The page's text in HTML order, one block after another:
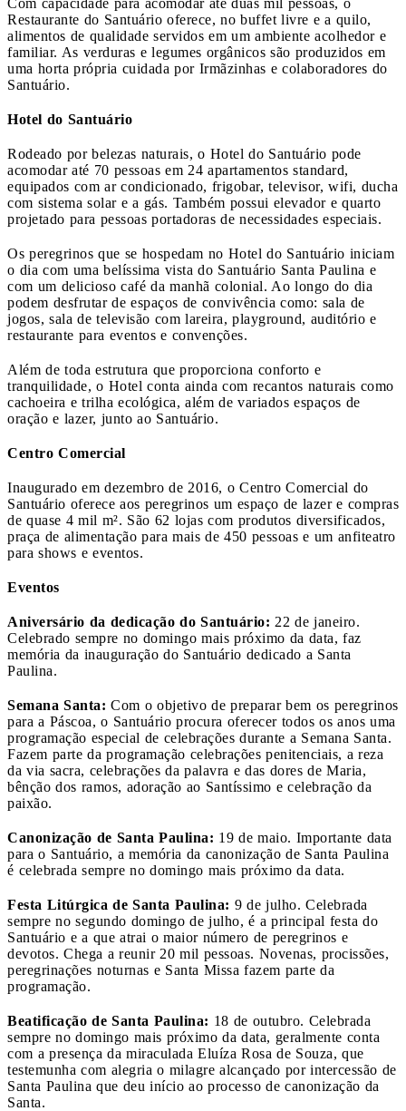
Restaurante do Santuário oferece, no buffet livre e a quilo,
alimentos de qualidade servidos em um ambiente acolhedor e
familiar. As verduras e legumes orgânicos são produzidos em
uma horta própria cuidada por Irmãzinhas e colaboradores do
Santuário.
Hotel do Santuário
Rodeado por belezas naturais, o Hotel do Santuário pode
acomodar até 70 pessoas em 24 apartamentos standard,
equipados com ar condicionado, frigobar, televisor, wifi, ducha
com sistema solar e a gás. Também possui elevador e quarto
projetado para pessoas portadoras de necessidades especiais.
Os peregrinos que se hospedam no Hotel do Santuário iniciam
o dia com uma belíssima vista do Santuário Santa Paulina e
com um delicioso café da manhã colonial. Ao longo do dia
podem desfrutar de espaços de convivência como: sala de
jogos, sala de televisão com lareira, playground, auditório e
restaurante para eventos e convenções.
Além de toda estrutura que proporciona conforto e
tranquilidade, o Hotel conta ainda com recantos naturais como
cachoeira e trilha ecológica, além de variados espaços de
oração e lazer, junto ao Santuário.
Centro Comercial
Inaugurado em dezembro de 2016, o Centro Comercial do
Santuário oferece aos peregrinos um espaço de lazer e compras
de quase 4 mil m². São 62 lojas com produtos diversificados,
praça de alimentação para mais de 450 pessoas e um anfiteatro
para shows e eventos.
Eventos
Aniversário da dedicação do Santuário: 22 de janeiro.
Celebrado sempre no domingo mais próximo da data, faz
memória da inauguração do Santuário dedicado a Santa
Paulina.
Semana Santa: Com o objetivo de preparar bem os peregrinos
para a Páscoa, o Santuário procura oferecer todos os anos uma
programação especial de celebrações durante a Semana Santa.
Fazem parte da programação celebrações penitenciais, a reza
da via sacra, celebrações da palavra e das dores de Maria,
bênção dos ramos, adoração ao Santíssimo e celebração da
paixão.
Canonização de Santa Paulina: 19 de maio. Importante data
para o Santuário, a memória da canonização de Santa Paulina
é celebrada sempre no domingo mais próximo da data.
Festa Litúrgica de Santa Paulina: 9 de julho. Celebrada
sempre no segundo domingo de julho, é a principal festa do
Santuário e a que atrai o maior número de peregrinos e
devotos. Chega a reunir 20 mil pessoas. Novenas, procissões,
peregrinações noturnas e Santa Missa fazem parte da
programação.
Beatificação de Santa Paulina: 18 de outubro. Celebrada
sempre no domingo mais próximo da data, geralmente conta
com a presença da miraculada Eluíza Rosa de Souza, que
testemunha com alegria o milagre alcançado por intercessão de
Santa Paulina que deu início ao processo de canonização da
Santa.